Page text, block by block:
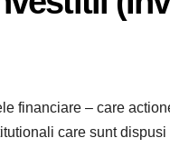
financiare – care
care sunt